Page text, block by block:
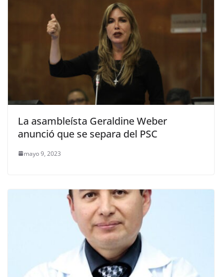
La asambleísta Geraldine Weber
anunció que se separa del PSC
mayo 9, 2023